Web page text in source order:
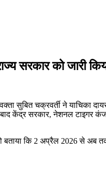
सरकार को जारी
सुबित चक्रवर्ती ने याचिका
केंद्र सरकार, नेशनल टाइगर
कि 2 अप्रैल 2026 से अब